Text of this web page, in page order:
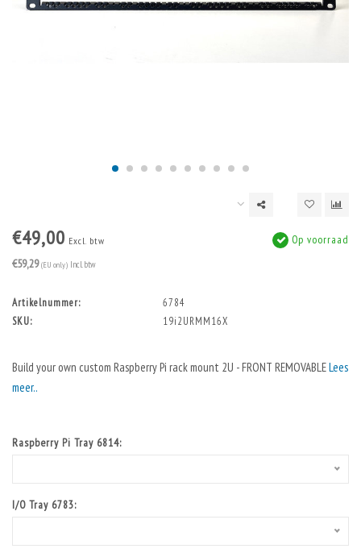
€49,00 Excl. btw
€59,29 (EU only) Incl. btw
Op voorraad
Artikelnummer:
6784
SKU:
19i2URMM16X
Build your own custom Raspberry Pi rack mount 2U - FRONT REMOVABLELees
meer..
Raspberry Pi Tray 6814:
I/O Tray 6783: